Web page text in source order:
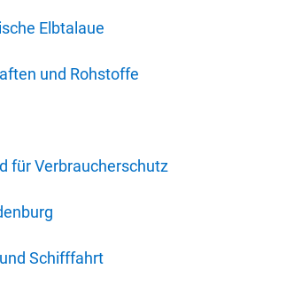
Elbtalaue
und Rohstoffe
für Verbraucherschutz
Schifffahrt